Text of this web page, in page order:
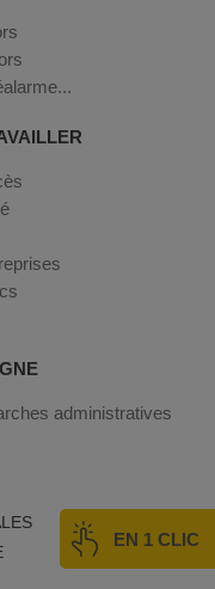
EN 1 CLIC
administratives